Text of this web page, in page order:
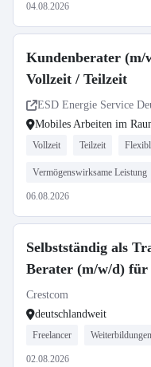
04.08.2026
Kundenberater (m/
Vollzeit / Teilzeit
ESD Energie Service
Mobiles Arbeiten im
Vollzeit Teilzeit
Vermögenswirksame Leistung
06.08.2026
Selbstständig als
Berater (m/w/d)
Crestcom
deutschlandweit
Freelancer Weiterbildungen
02.08.2026